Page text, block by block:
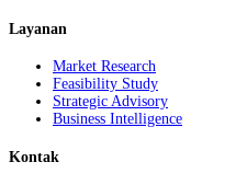
Layanan
Market Research
Feasibility Study
Strategic Advisory
Business Intelligence
Kontak